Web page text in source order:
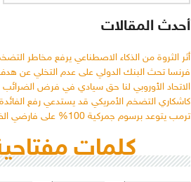
أحدث المقالات
أثر الثروة من الذكاء الاصطناعي يرفع مخاطر
فرنسا تحث البنك الدولي على عدم التخلي عن
الاتحاد الأوروبي لنا حق سيادي في فرض الضرائب
كاشكاري التضخم الأمريكي قد يستدعي رفع الفائدة
ترمب يتوعد برسوم جمركية 100% على فارضي الضرائب الرقمية
كلمات